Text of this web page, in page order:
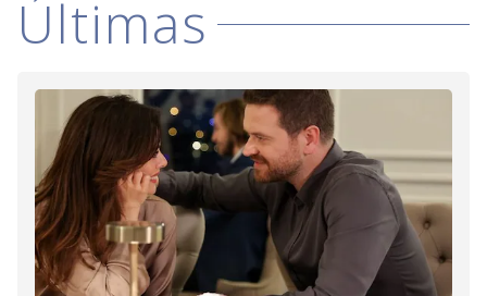
i
d
e
o
Últimas